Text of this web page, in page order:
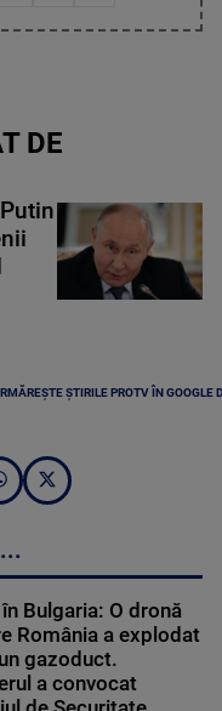
DE
ȘTIRILE PROTV ÎN GOOGLE
Bulgaria: O dronă
România a explodat
gazoduct.
a convocat